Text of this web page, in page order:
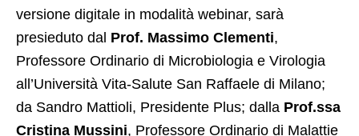
versione digitale in modalità webinar, sarà
presieduto dal Prof. Massimo Clementi,
Professore Ordinario di Microbiologia e Virologia
all’Università Vita-Salute San Raffaele di Milano;
da Sandro Mattioli, Presidente Plus; dalla Prof.ssa
Cristina Mussini, Professore Ordinario di Malattie